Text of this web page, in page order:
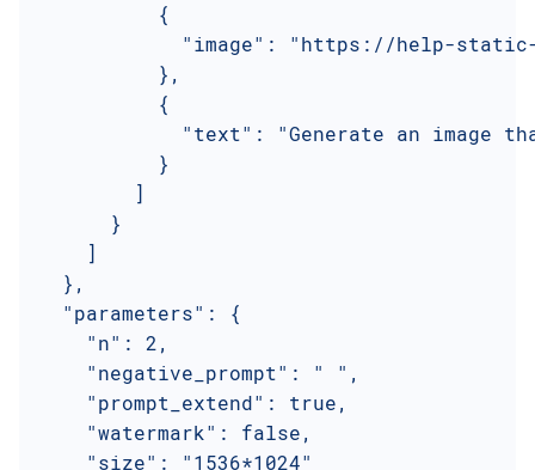
          {
"image": "https://help-
          },
          {
"text": "Generate an image
          }
        ]
      }
    ]
  },
  "parameters": {
    "n": 2,
    "negative_prompt": " ",
    "prompt_extend": true,
    "watermark": false,
    "size": "1536*1024"